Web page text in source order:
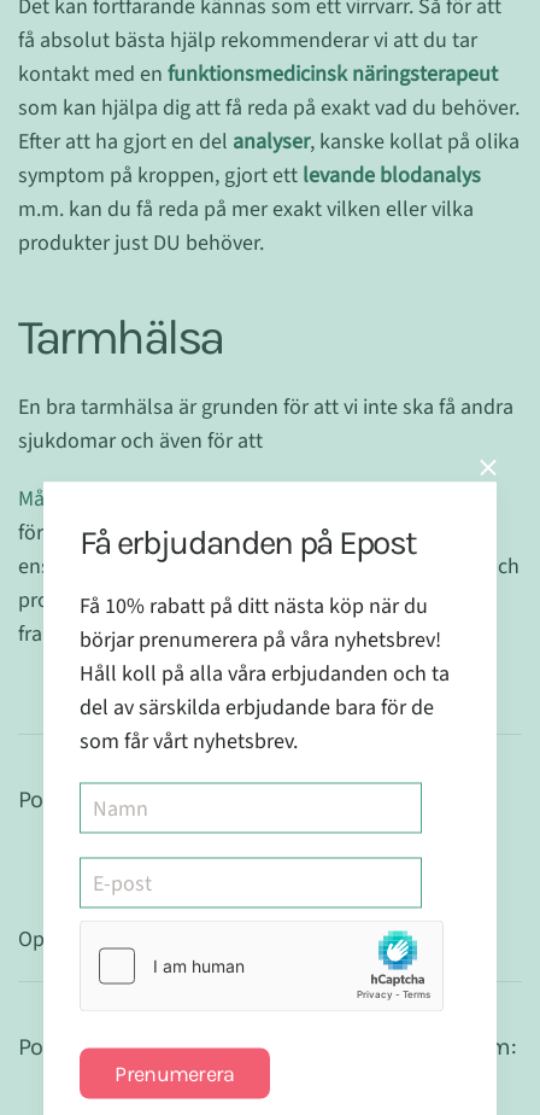
Det kan fortfarande kännas som ett virrvarr. Så för att
få absolut bästa hjälp rekommenderar vi att du tar
kontakt med en funktionsmedicinsk näringsterapeut
som kan hjälpa dig att få reda på exakt vad du behöver.
Efter att ha gjort en del analyser, kanske kollat på olika
symptom på kroppen, gjort ett levande blodanalys
m.m. kan du få reda på mer exakt vilken eller vilka
produkter just DU behöver.
Tarmhälsa
En bra tarmhälsa är grunden för att vi inte ska få andra
sjukdomar och även för att
Må Bra Naturligt
förstoppning eller diarré kan verkligen göra att hela
ens livskvalité försämras. Men det finns enkla knep och
produkter som många av våra kunder har med
framgång använt sig av.
Populära produkter för att förbättra tarmfloran:
Option: 1
Populära produkter för att läka en läckande tarm:
Få erbjudanden på Epost
Få 10% rabatt på ditt nästa köp när du
börjar prenumerera på våra nyhetsbrev!
Håll koll på alla våra erbjudanden och ta
del av särskilda erbjudande bara för de
som får vårt nyhetsbrev.
Prenumerera